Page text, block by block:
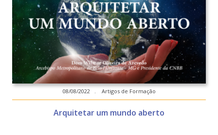
08/08/2022 . Artigos de Formação
Arquitetar um mundo aberto